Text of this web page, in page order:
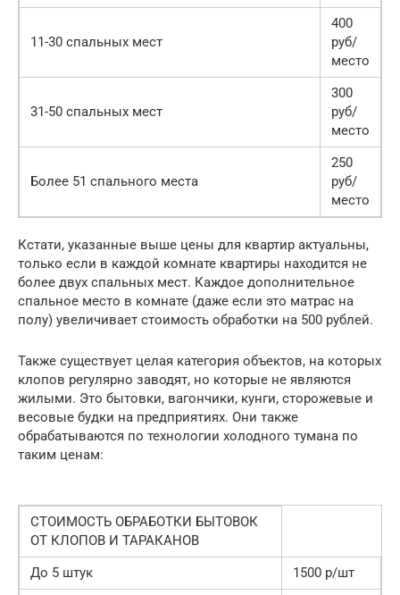
11-30 спальных мест
400
руб/
место
31-50 спальных мест
300
руб/
место
Более 51 спального места
250
руб/
место
Кстати, указанные выше цены для квартир актуальны,
только если в каждой комнате квартиры находится не
более двух спальных мест. Каждое дополнительное
спальное место в комнате (даже если это матрас на
полу) увеличивает стоимость обработки на 500 рублей.
Также существует целая категория объектов, на которых
клопов регулярно заводят, но которые не являются
жилыми. Это бытовки, вагончики, кунги, сторожевые и
весовые будки на предприятиях. Они также
обрабатываются по технологии холодного тумана по
таким ценам:
СТОИМОСТЬ ОБРАБОТКИ БЫТОВОК
ОТ КЛОПОВ И ТАРАКАНОВ
До 5 штук
1500 р/шт